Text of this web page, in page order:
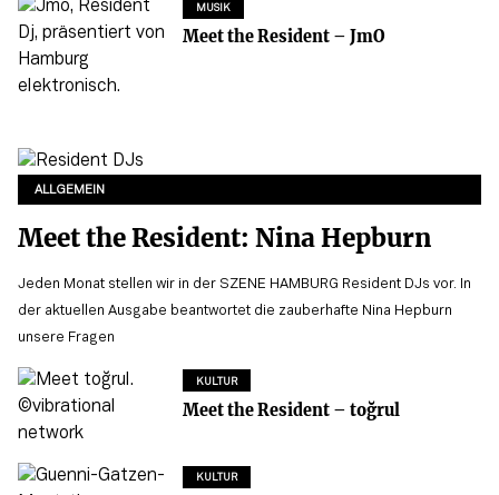
MUSIK
Meet the Resident – JmO
ALLGEMEIN
Meet the Resident: Nina Hepburn
Jeden Monat stellen wir in der SZENE HAMBURG Resident DJs vor. In
der aktuellen Ausgabe beantwortet die zauberhafte Nina Hepburn
unsere Fragen
KULTUR
Meet the Resident – toğrul
KULTUR